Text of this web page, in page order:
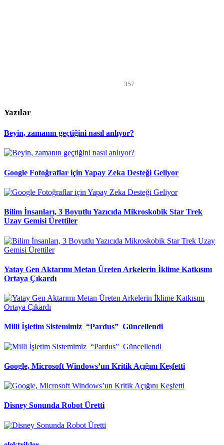
357
Yazılar
Beyin, zamanın geçtiğini nasıl anlıyor?
Google Fotoğraflar için Yapay Zeka Desteği Geliyor
Bilim İnsanları, 3 Boyutlu Yazıcıda Mikroskobik Star Trek
Uzay Gemisi Ürettiler
Yatay Gen Aktarımı Metan Üreten Arkelerin İklime Katkısını
Ortaya Çıkardı
Milli İşletim Sistemimiz “Pardus” Güncellendi
Google, Microsoft Windows’un Kritik Açığını Keşfetti
Disney Sonunda Robot Üretti